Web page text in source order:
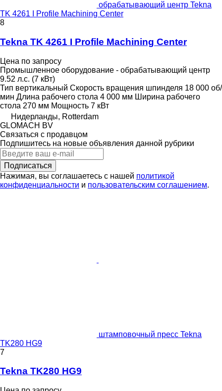
обрабатывающий центр Tekna
TK 4261 I Profile Machining Center
8
Tekna TK 4261 I Profile Machining Center
Цена по запросу
Промышленное оборудование - обрабатывающий центр
9.52 л.с. (7 кВт)
Тип вертикальный Скорость вращения шпинделя 18 000 об/
мин Длина рабочего стола 4 000 мм Ширина рабочего
стола 270 мм Мощность 7 кВт
Нидерланды, Rotterdam
GLOMACH BV
Связаться с продавцом
Подпишитесь на новые объявления данной рубрики
Подписаться
Нажимая, вы соглашаетесь с нашей политикой
конфиденциальности и пользовательским соглашением.
штамповочный пресс Tekna
TK280 HG9
7
Tekna TK280 HG9